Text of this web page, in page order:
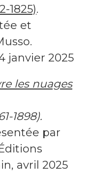
1825).
et
janvier 2025
les nuages
1898).
par
avril 2025